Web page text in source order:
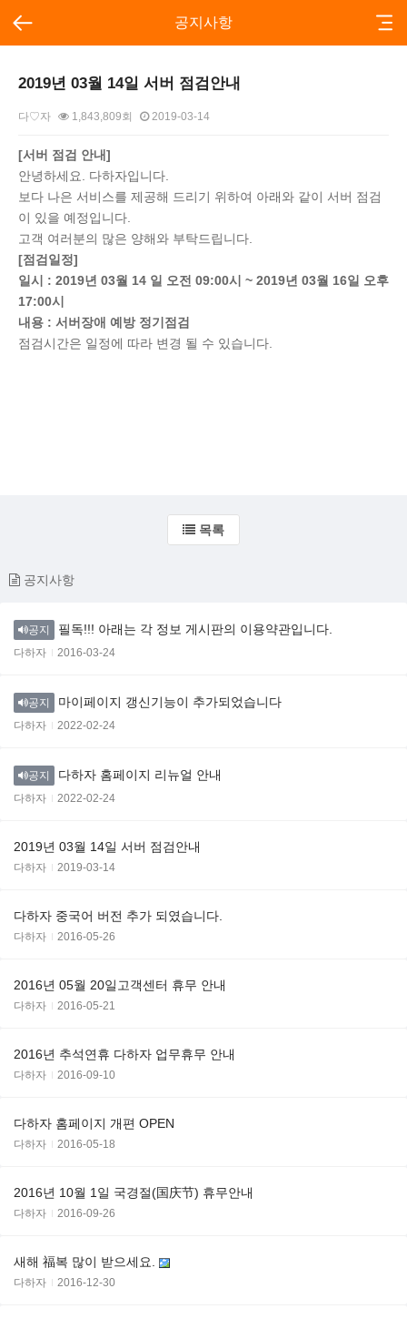
공지사항
2019년 03월 14일 서버 점검안내
다♡자 1,843,809회 2019-03-14
본문
[서버 점검 안내]
안녕하세요. 다하자입니다.
보다 나은 서비스를 제공해 드리기 위하여 아래와 같이 서버 점검
이 있을 예정입니다.
고객 여러분의 많은 양해와 부탁드립니다.
[점검일정]
일시 : 2019년 03월 14 일 오전 09:00시 ~ 2019년 03월 16일 오후
17:00시
내용 : 서버장애 예방 정기점검
점검시간은 일정에 따라 변경 될 수 있습니다.
목록
공지사항
공지 필독!!! 아래는 각 정보 게시판의 이용약관입니다.
다하자 2016-03-24
공지 마이페이지 갱신기능이 추가되었습니다
다하자 2022-02-24
공지 다하자 홈페이지 리뉴얼 안내
다하자 2022-02-24
2019년 03월 14일 서버 점검안내
다하자 2019-03-14
다하자 중국어 버전 추가 되였습니다.
다하자 2016-05-26
2016년 05월 20일고객센터 휴무 안내
다하자 2016-05-21
2016년 추석연휴 다하자 업무휴무 안내
다하자 2016-09-10
다하자 홈페이지 개편 OPEN
다하자 2016-05-18
2016년 10월 1일 국경절(国庆节) 휴무안내
다하자 2016-09-26
새해 福복 많이 받으세요.
다하자 2016-12-30